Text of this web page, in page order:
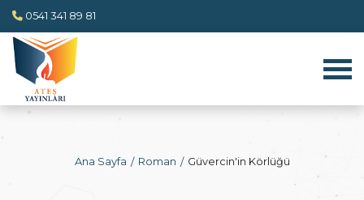
0541 341 89 81
Ana Sayfa Roman Güvercin'in Körlüğü